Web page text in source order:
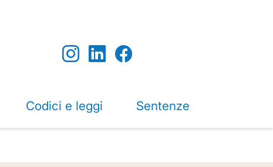
Codici e leggi Sentenze